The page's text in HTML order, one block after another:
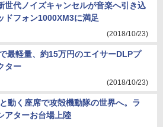
世代ノイズキャンセルが音楽へ引き込
ドフォン1000XM3に満足
(2018/10/23)
最軽量、約15万円のエイサーDLPプ
ター
(2018/10/23)
動く座席で攻殻機動隊の世界へ。ラ
アターお台場上陸